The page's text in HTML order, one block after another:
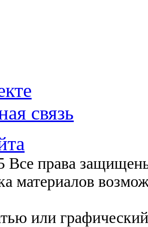
связь
Все права
материалов
или